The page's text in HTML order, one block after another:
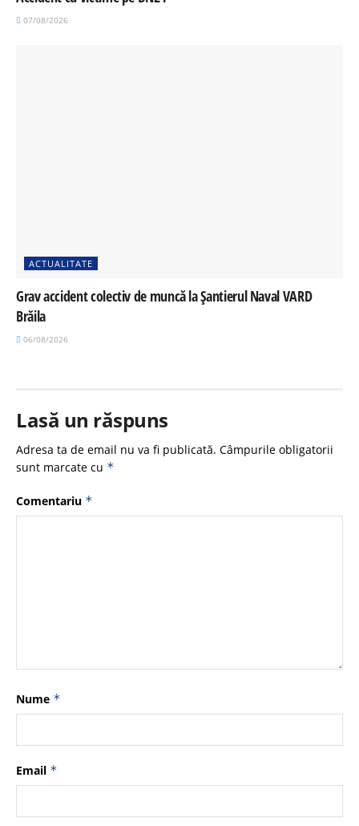
07/08/2026
ACTUALITATE
Grav accident colectiv de muncă la Șantierul Naval VARD
Brăila
06/08/2026
Lasă un răspuns
Adresa ta de email nu va fi publicată. Câmpurile obligatorii
sunt marcate cu *
Comentariu *
Nume *
Email *